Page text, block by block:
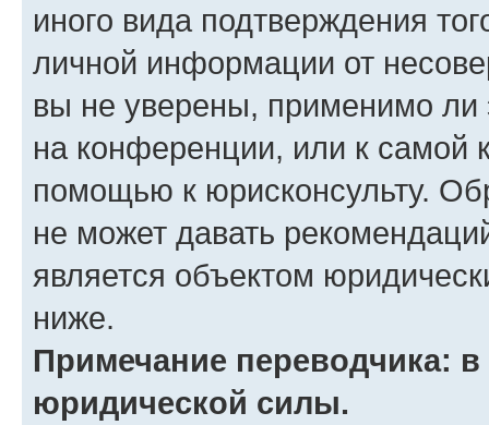
иного вида подтверждения
личной информации от
вы не уверены, применимо ли
на конференции, или к самой
помощью к юрисконсульту.
не может давать
является объектом
ниже.
Примечание переводчика:
юридической силы.